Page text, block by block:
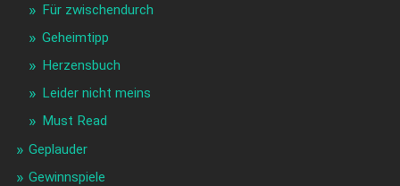
Für zwischendurch
Geheimtipp
Herzensbuch
Leider nicht meins
Must Read
Geplauder
Gewinnspiele